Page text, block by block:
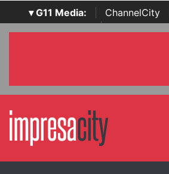
▾ G11 Media: ChannelCity
SecurityOpenLab | Italian